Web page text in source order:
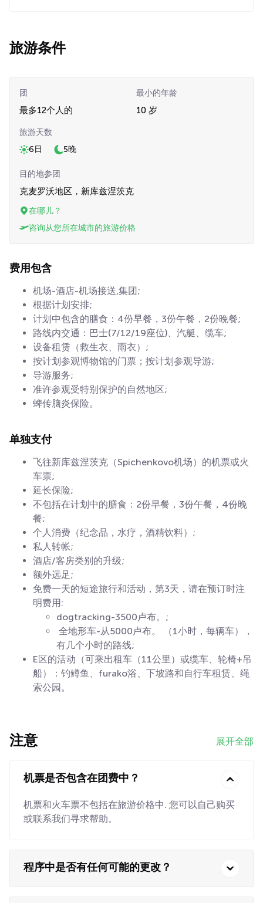
旅游条件
团
最多12个人的
最小的年龄
10 岁
旅游天数
6日
5晚
目的地参团
克麦罗沃地区，新库兹涅茨克
在哪儿？
咨询从您所在城市的旅游价格
费用包含
机场-酒店-机场接送,集团;
根据计划安排;
计划中包含的膳食：4份早餐，3份午餐，2份晚餐;
路线内交通：巴士(7/12/19座位)、汽艇、缆车;
设备租赁（救生衣、雨衣）;
按计划参观博物馆的门票；按计划参观导游;
导游服务;
准许参观受特别保护的自然地区;
蜱传脑炎保险。
单独支付
飞往新库兹涅茨克（Spichenkovo机场）的机票或火
车票;
延长保险;
不包括在计划中的膳食：2份早餐，3份午餐，4份晚
餐;
个人消费（纪念品，水疗，酒精饮料）;
私人转帐;
酒店/客房类别的升级;
额外远足;
免费一天的短途旅行和活动，第3天，请在预订时注
明费用:
dogtracking-3500卢布。;
全地形车-从5000卢布。 （1小时，每辆车），
有几个小时的路线;
E区的活动（可乘出租车（11公里）或缆车、轮椅+吊
船）：钓鳟鱼、furako浴、下坡路和自行车租赁、绳
索公园。
注意 展开全部
机票是否包含在团费中？
机票和火车票不包括在旅游价格中. 您可以自己购买
或联系我们寻求帮助。
程序中是否有任何可能的更改？